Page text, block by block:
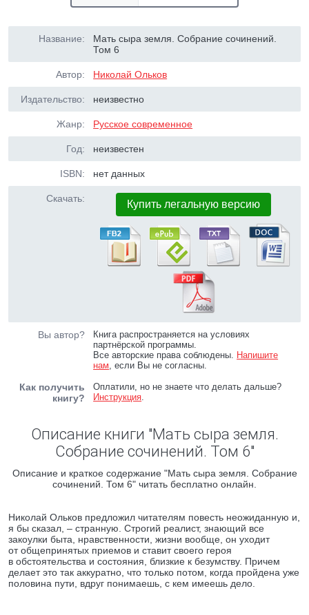
Название:
Мать сыра земля. Собрание сочинений.
Том 6
Автор: Николай Ольков
Издательство: неизвестно
Жанр: Русское современное
Год: неизвестен
ISBN: нет данных
Скачать: Купить легальную версию
Вы автор?
Книга распространяется на условиях
партнёрской программы.
Все авторские права соблюдены. Напишите
нам, если Вы не согласны.
Как получить
книгу?
Оплатили, но не знаете что делать дальше?
Инструкция.
Описание книги "Мать сыра земля.
Собрание сочинений. Том 6"
Описание и краткое содержание "Мать сыра земля. Собрание
сочинений. Том 6" читать бесплатно онлайн.
Николай Ольков предложил читателям повесть неожиданную и,
я бы сказал, – странную. Строгий реалист, знающий все
закоулки быта, нравственности, жизни вообще, он уходит
от общепринятых приемов и ставит своего героя
в обстоятельства и состояния, близкие к безумству. Причем
делает это так аккуратно, что только потом, когда пройдена уже
половина пути, вдруг понимаешь, с кем имеешь дело.